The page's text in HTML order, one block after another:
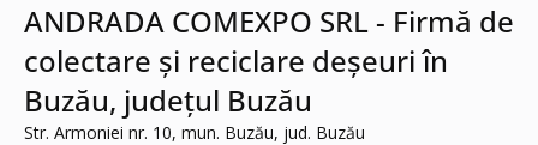
ANDRADA COMEXPO SRL - Firmă de
colectare și reciclare deșeuri în
Buzău, județul Buzău
Str. Armoniei nr. 10, mun. Buzău, jud. Buzău